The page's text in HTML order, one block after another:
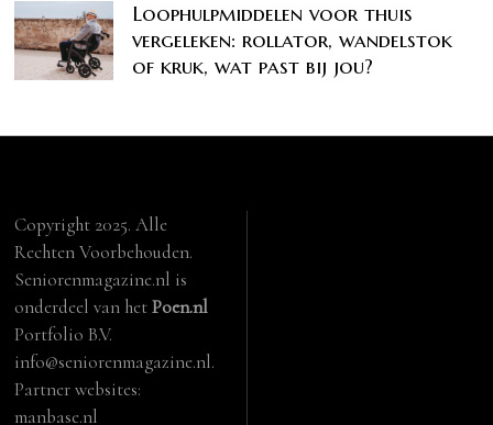
Loophulpmiddelen voor thuis
vergeleken: rollator, wandelstok
of kruk, wat past bij jou?
Copyright 2025. Alle
Rechten Voorbehouden.
Seniorenmagazine.nl is
onderdeel van hetPoen.nl
Portfolio B.V.
info@seniorenmagazine.nl.
Partner websites:
manbase.nl